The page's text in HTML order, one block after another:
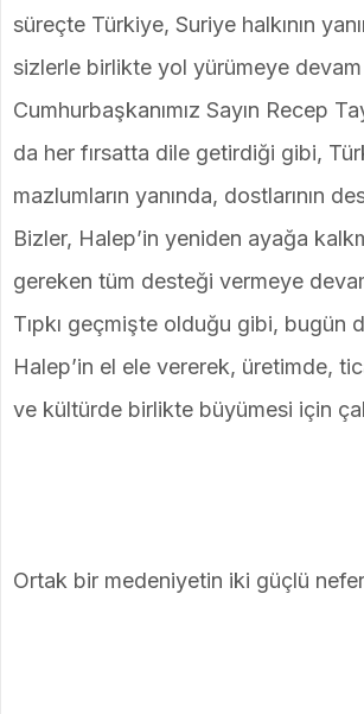
süreçte Türkiye, Suriye halkının
sizlerle birlikte yol yürümeye
Cumhurbaşkanımız Sayın Recep
da her fırsatta dile getirdiği gibi,
mazlumların yanında, dostlarının
Bizler, Halep’in yeniden ayağa
gereken tüm desteği vermeye
Tıpkı geçmişte olduğu gibi, bugün
Halep’in el ele vererek, üretimde,
ve kültürde birlikte büyümesi için
Ortak bir medeniyetin iki güçlü